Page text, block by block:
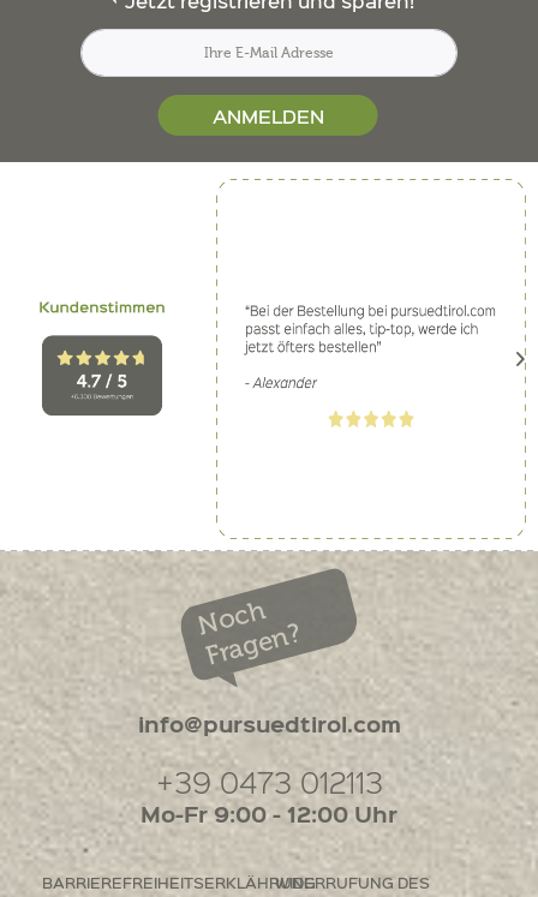
ANMELDEN
Noch
Fragen?
info@pursuedtirol.com
+39 0473 012113
Mo-Fr 9:00 - 12:00 Uhr
BARRIEREFREIHEITSERKLÄHRUNGWIDERRUFUNG DES